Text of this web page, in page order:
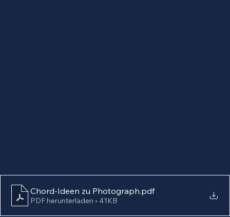
Chord-Ideen zu Photograph.pdf
PDF herunterladen • 41KB